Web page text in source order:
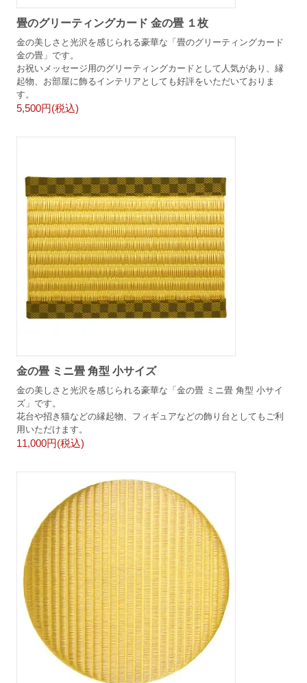
畳のグリーティングカード 金の畳 １枚
金の美しさと光沢を感じられる豪華な「畳のグリーティングカード
金の畳」です。
お祝いメッセージ用のグリーティングカードとして人気があり、縁
起物、お部屋に飾るインテリアとしても好評をいただいておりま
す。
5,500円(税込)
金の畳 ミニ畳 角型 小サイズ
金の美しさと光沢を感じられる豪華な「金の畳 ミニ畳 角型 小サイ
ズ」です。
花台や招き猫などの縁起物、フィギュアなどの飾り台としてもご利
用いただけます。
11,000円(税込)